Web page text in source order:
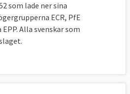
som lade ner sina
ECR, PfE
Alla svenskar som